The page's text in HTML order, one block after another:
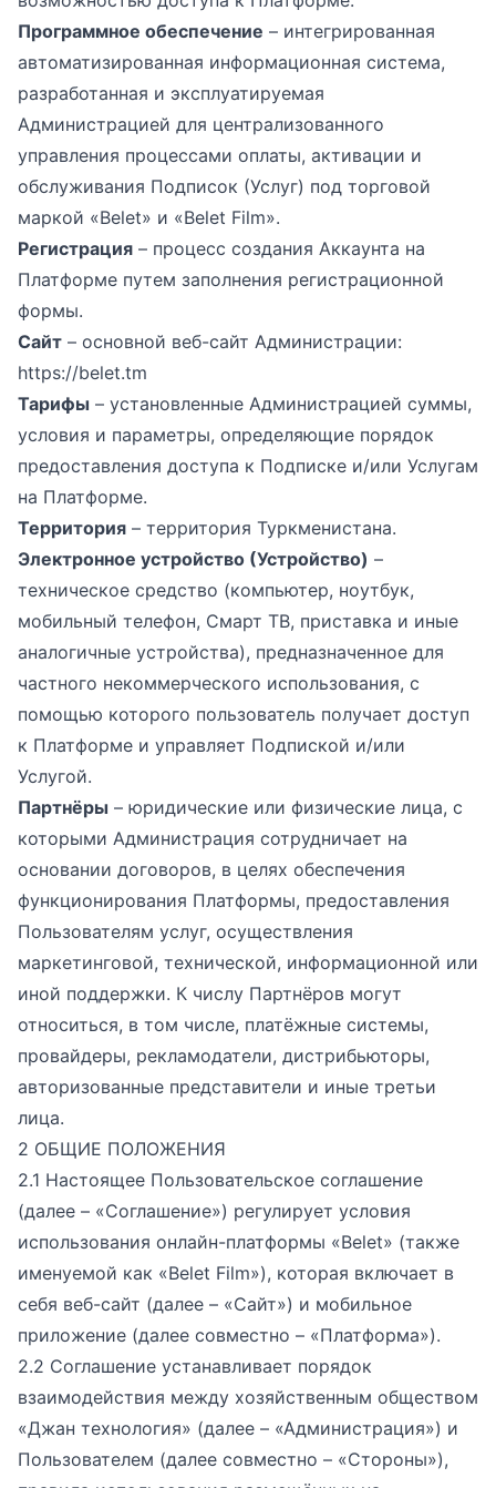
Программное обеспечение – интегрированная
автоматизированная информационная система,
разработанная и эксплуатируемая
Администрацией для централизованного
управления процессами оплаты, активации и
обслуживания Подписок (Услуг) под торговой
маркой «Belet» и «Belet Film».
Регистрация – процесс создания Аккаунта на
Платформе путем заполнения регистрационной
формы.
Сайт – основной веб-сайт Администрации:
https://belet.tm
Тарифы – установленные Администрацией суммы,
условия и параметры, определяющие порядок
предоставления доступа к Подписке и/или Услугам
на Платформе.
Территория – территория Туркменистана.
Электронное устройство (Устройство) –
техническое средство (компьютер, ноутбук,
мобильный телефон, Смарт ТВ, приставка и иные
аналогичные устройства), предназначенное для
частного некоммерческого использования, с
помощью которого пользователь получает доступ
к Платформе и управляет Подпиской и/или
Услугой.
Партнёры – юридические или физические лица, с
которыми Администрация сотрудничает на
основании договоров, в целях обеспечения
функционирования Платформы, предоставления
Пользователям услуг, осуществления
маркетинговой, технической, информационной или
иной поддержки. К числу Партнёров могут
относиться, в том числе, платёжные системы,
провайдеры, рекламодатели, дистрибьюторы,
авторизованные представители и иные третьи
лица.
2 ОБЩИЕ ПОЛОЖЕНИЯ
2.1 Настоящее Пользовательское соглашение
(далее – «Соглашение») регулирует условия
использования онлайн-платформы «Belet» (также
именуемой как «Belet Film»), которая включает в
себя веб-сайт (далее – «Сайт») и мобильное
приложение (далее совместно – «Платформа»).
2.2 Соглашение устанавливает порядок
взаимодействия между хозяйственным обществом
«Джан технология» (далее – «Администрация») и
Пользователем (далее совместно – «Стороны»),